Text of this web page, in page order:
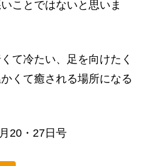
ことではないと思いま
て冷たい、足を向けたく
くて癒される場所になる
20・27日号